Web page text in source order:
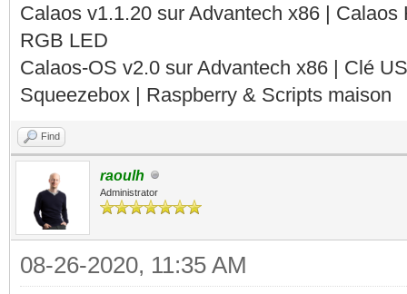
Calaos v1.1.20 sur Advantech x86 |
RGB LED
Calaos-OS v2.0 sur Advantech x86 | Clé
Squeezebox | Raspberry & Scripts maison
Find
raoulh
Administrator
08-26-2020, 11:35 AM